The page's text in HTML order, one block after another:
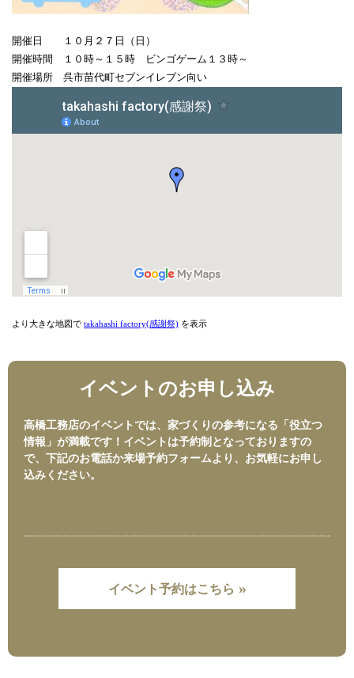
開催日 １０月２７日（日）
開催時間 １０時～１５時 ビンゴゲーム１３時～
開催場所 呉市苗代町セブンイレブン向い
より大きな地図で takahashi factory(感謝祭) を表示
イベントのお申し込み
高橋工務店のイベントでは、家づくりの参考になる「役立つ
情報」が満載です！イベントは予約制となっておりますの
で、下記のお電話か来場予約フォームより、お気軽にお申し
込みください。
イベント予約はこちら »